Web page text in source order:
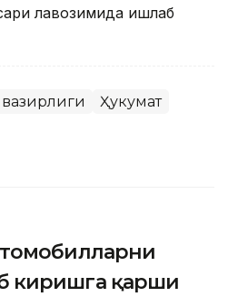
лавозимида ишлаб
Ҳукумат
киришга қарши